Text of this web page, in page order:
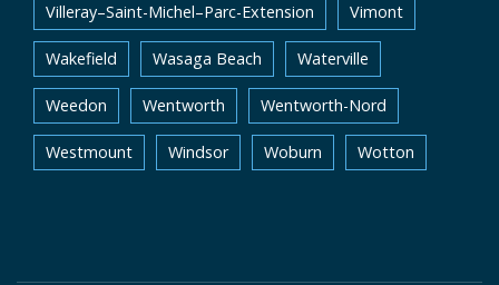
Villeray–Saint-Michel–Parc-Extension Vimont
Wakefield Wasaga Beach Waterville
Weedon Wentworth Wentworth-Nord
Westmount Windsor Woburn Wotton